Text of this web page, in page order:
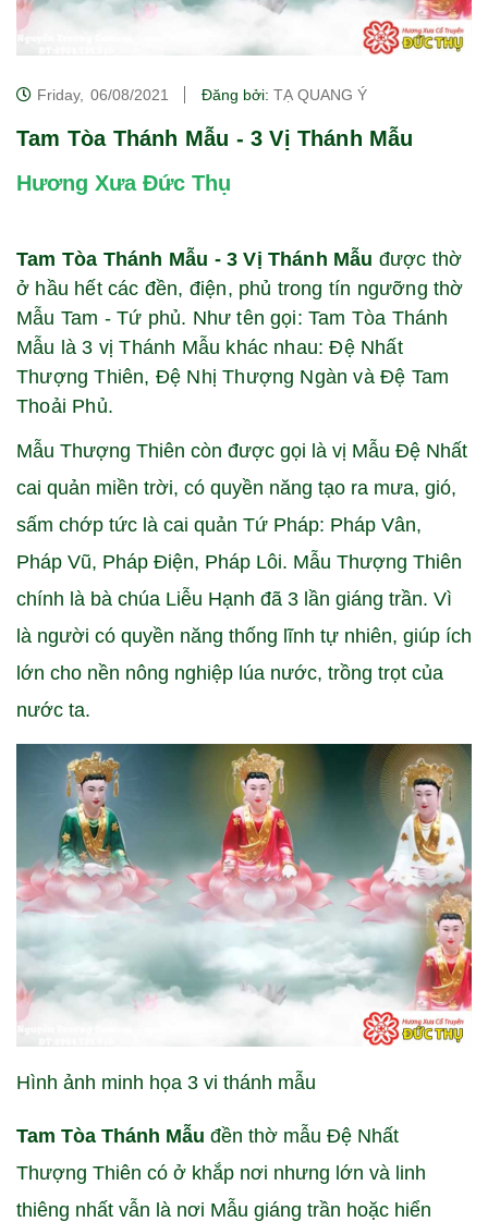
Friday, 06/08/2021 Đăng bởi: TẠ QUANG Ý
Tam Tòa Thánh Mẫu - 3 Vị Thánh Mẫu
Hương Xưa Đức Thụ
Tam Tòa Thánh Mẫu - 3 Vị Thánh Mẫu được thờ
ở hầu hết các đền, điện, phủ trong tín ngưỡng thờ
Mẫu Tam - Tứ phủ. Như tên gọi: Tam Tòa Thánh
Mẫu là 3 vị Thánh Mẫu khác nhau: Đệ Nhất
Thượng Thiên, Đệ Nhị Thượng Ngàn và Đệ Tam
Thoải Phủ.
Mẫu Thượng Thiên còn được gọi là vị Mẫu Đệ Nhất
cai quản miền trời, có quyền năng tạo ra mưa, gió,
sấm chớp tức là cai quản Tứ Pháp: Pháp Vân,
Pháp Vũ, Pháp Điện, Pháp Lôi. Mẫu Thượng Thiên
chính là bà chúa Liễu Hạnh đã 3 lần giáng trần. Vì
là người có quyền năng thống lĩnh tự nhiên, giúp ích
lớn cho nền nông nghiệp lúa nước, trồng trọt của
nước ta.
Hình ảnh minh họa 3 vi thánh mẫu
Tam Tòa Thánh Mẫu đền thờ mẫu Đệ Nhất
Thượng Thiên có ở khắp nơi nhưng lớn và linh
thiêng nhất vẫn là nơi Mẫu giáng trần hoặc hiển